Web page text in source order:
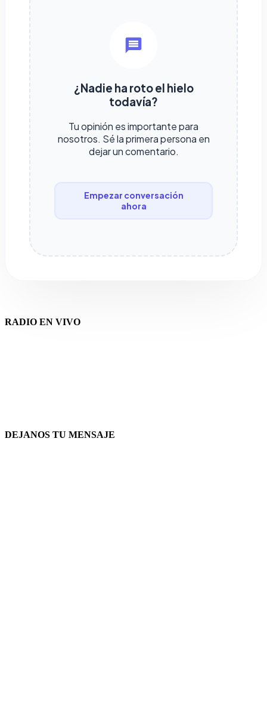
¿Nadie ha roto el hielo
todavía?
Tu opinión es importante para
nosotros. Sé la primera persona en
dejar un comentario.
Empezar conversación
ahora
RADIO EN VIVO
DEJANOS TU MENSAJE